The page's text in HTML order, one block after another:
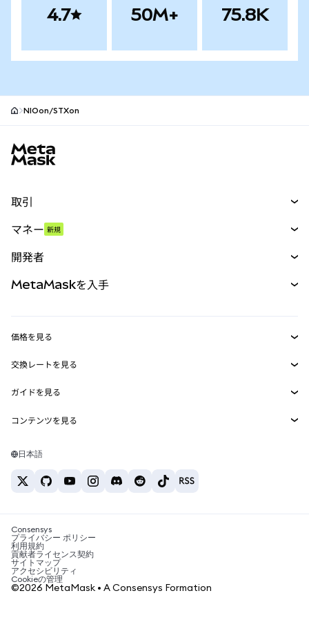
4.7 50M+ 75.8K
NIOon/STXon
取引
パーペチュアル
RWA
マネー 新規
開発者
MetaMask Connect
Snaps
Web3サービス
MetaMaskを入手
セキュリティ
サポート
キャリア
お問い合わせ
価格を見る
イーサリアムの価格
Solanaの価格
Tetherの価格
交換レートを見る
ETH→USD
USDT→INR
BTC→INR
ETH→USDT
ガイドを見る
ETHの購入
USDTの購入
SHIBの購入
BNBの購入
コンテンツを見る
Solanaウォレット
税制関連ニュース
暗号資産の購入方法は？
ビットコインを売るには？
日本語
Consensys
プライバシー ポリシー
利用規約
貢献者ライセンス契約
サイトマップ
アクセシビリティ
Cookieの管理
©2026 MetaMask • A Consensys Formation